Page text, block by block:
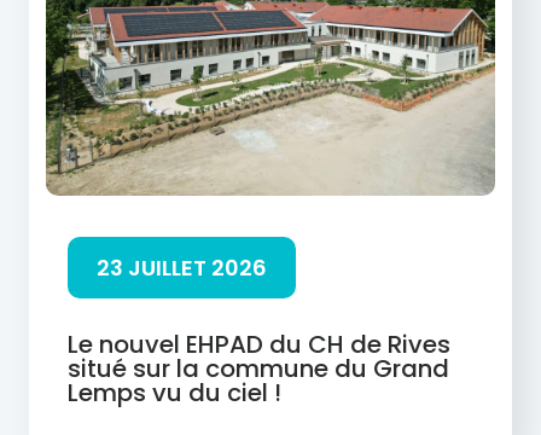
23 JUILLET 2026
Le nouvel EHPAD du CH de Rives
situé sur la commune du Grand
Lemps vu du ciel !